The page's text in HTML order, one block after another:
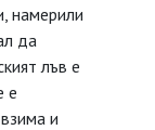
намерили
да
лъв е
е
и